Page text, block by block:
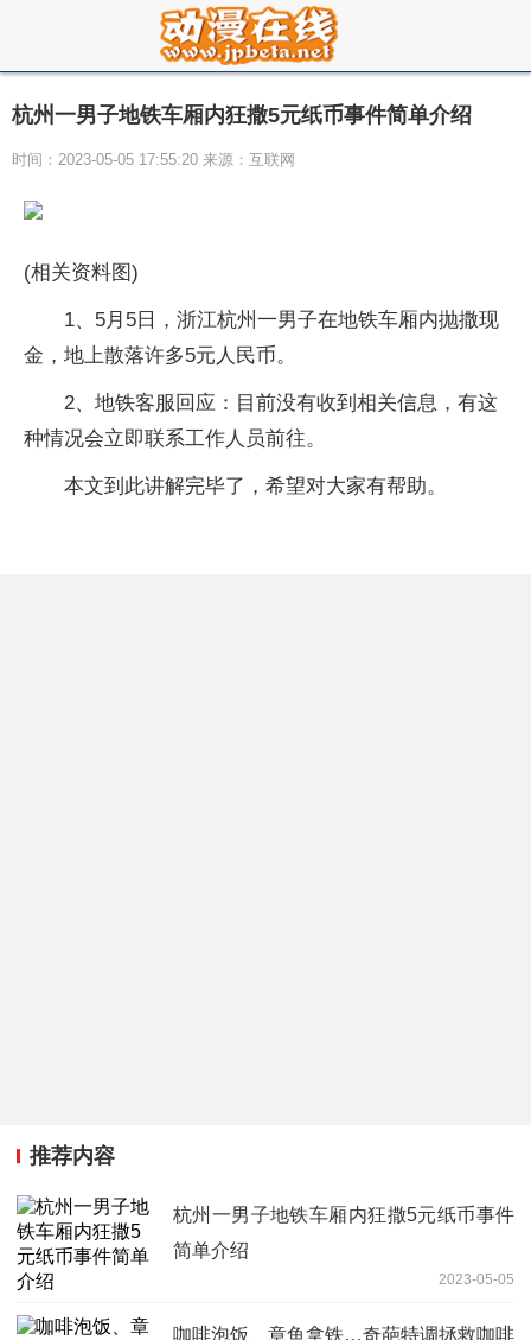
杭州一男子地铁车厢内狂撒5元纸币事件简单介绍
时间：2023-05-05 17:55:20 来源：互联网
(相关资料图)
1、5月5日，浙江杭州一男子在地铁车厢内抛撒现
金，地上散落许多5元人民币。
2、地铁客服回应：目前没有收到相关信息，有这
种情况会立即联系工作人员前往。
本文到此讲解完毕了，希望对大家有帮助。
推荐内容
杭州一男子地铁车厢内狂撒5元纸币事件
简单介绍
2023-05-05
咖啡泡饭、章鱼拿铁…奇葩特调拯救咖啡